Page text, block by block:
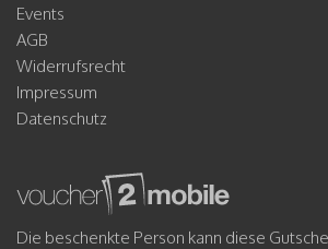
Events
AGB
Widerrufsrecht
Impressum
Datenschutz
Die beschenkte Person kann diese